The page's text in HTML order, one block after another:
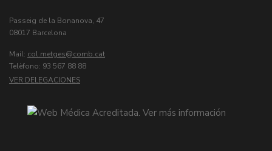
Passeig de la Bonanova, 47
08017 Barcelona
Mail: col.metges
Telèfono: 93 567 88 88
VER DELEGACIONES